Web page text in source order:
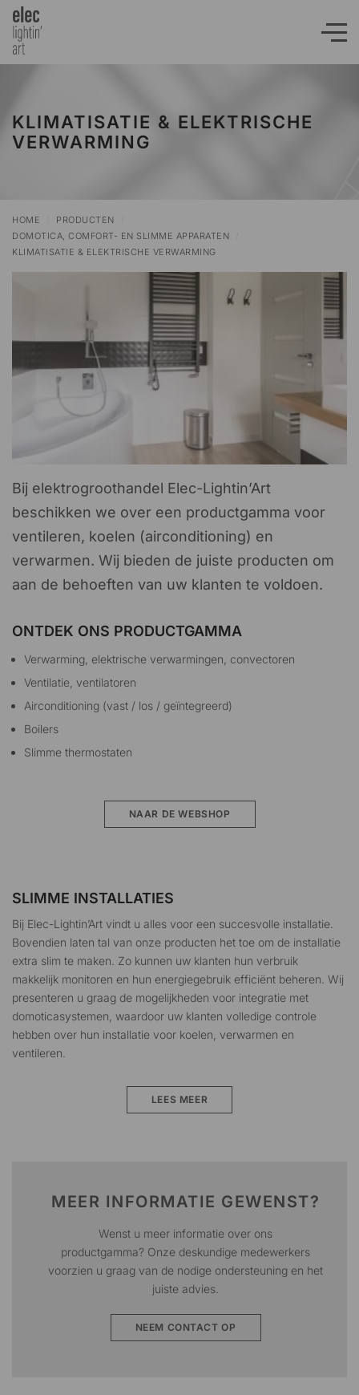
KLIMATISATIE & ELEKTRISCHE
VERWARMING
HOME PRODUCTEN
DOMOTICA, COMFORT- EN SLIMME APPARATEN
KLIMATISATIE & ELEKTRISCHE VERWARMING
Bij elektrogroothandel Elec-Lightin’Art
beschikken we over een productgamma voor
ventileren, koelen (airconditioning) en
verwarmen. Wij bieden de juiste producten om
aan de behoeften van uw klanten te voldoen.
ONTDEK ONS PRODUCTGAMMA
Verwarming, elektrische verwarmingen, convectoren
Ventilatie, ventilatoren
Airconditioning (vast / los / geïntegreerd)
Boilers
Slimme thermostaten
NAAR DE WEBSHOP
SLIMME INSTALLATIES
Bij Elec-Lightin’Art vindt u alles voor een succesvolle installatie.
Bovendien laten tal van onze producten het toe om de installatie
extra slim te maken. Zo kunnen uw klanten hun verbruik
makkelijk monitoren en hun energiegebruik efficiënt beheren. Wij
presenteren u graag de mogelijkheden voor integratie met
domoticasystemen , waardoor uw klanten volledige controle
hebben over hun installatie voor koelen, verwarmen en
ventileren.
LEES MEER
MEER INFORMATIE GEWENST?
Wenst u meer informatie over ons
productgamma? Onze deskundige medewerkers
voorzien u graag van de nodige ondersteuning en het
juiste advies
NEEM CONTACT OP